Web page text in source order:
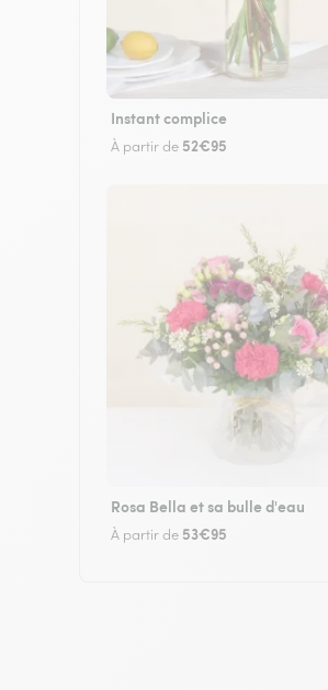
Instant complice
À partir de 52€95
Rosa Bella et sa bulle d'eau
À partir de 53€95